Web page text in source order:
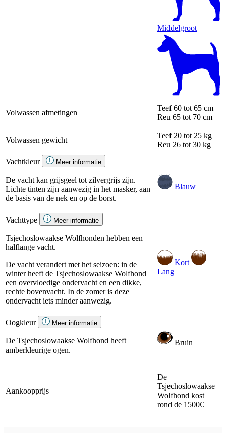
Middelgroot
Volwassen afmetingen
Teef 60 tot 65 cm
Reu 65 tot 70 cm
Volwassen gewicht
Teef 20 tot 25 kg
Reu 26 tot 30 kg
Vachtkleur
Meer informatie
De vacht kan grijsgeel tot zilvergrijs zijn.
Lichte tinten zijn aanwezig in het masker, aan
de basis van de nek en op de borst.
Blauw
Vachttype Meer informatie
Tsjechoslowaakse Wolfhonden hebben een
halflange vacht.
De vacht verandert met het seizoen: in de
winter heeft de Tsjechoslowaakse Wolfhond
een overvloedige ondervacht en een dikke,
rechte bovenvacht. In de zomer is deze
ondervacht iets minder aanwezig.
Kort
Lang
Oogkleur Meer informatie
De Tsjechoslowaakse Wolfhond heeft
amberkleurige ogen.
Bruin
Aankoopprijs
De
Tsjechoslowaakse
Wolfhond kost
rond de 1500€